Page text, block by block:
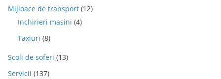
Mijloace de transport (12)
Inchirieri masini (4)
Taxiuri (8)
Scoli de soferi (13)
Servicii (137)